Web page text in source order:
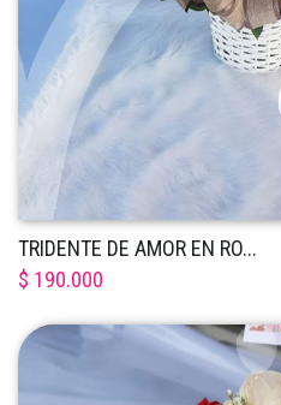
TRIDENTE DE AMOR EN RO...
$ 190.000